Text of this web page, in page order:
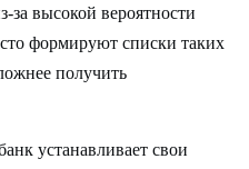
за высокой вероятности
формируют списки таких
получить
устанавливает свои